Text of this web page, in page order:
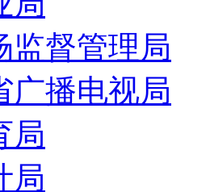
监督管理局
广播电视局
局
局